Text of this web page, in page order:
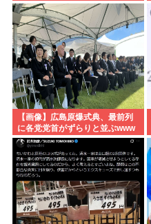
【画像】広島原爆式典、最前列
に各党党首がずらりと並ぶwww